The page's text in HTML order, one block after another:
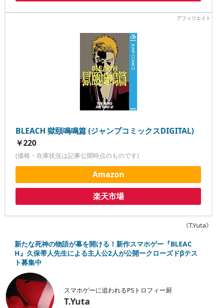
BLEACH 獄頤鳴鳴篇 (ジャンプコミックスDIGITAL)
￥220
(価格・在庫状況は記事公開時点のものです)
Amazon
楽天市場
《T.Yuta》
新たな死神の物語が幕を開ける！新作スマホゲー『BLEAC
H』久保帯人先生による主人公2人が公開ークローズドβテス
ト募集中
スマホゲーに追われるPSトロフィー厨
T.Yuta